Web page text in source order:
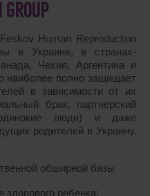
Human Reproduction
в Украине, в странах-
Чехия, Аргентина и
наиболее полно защищает
в зависимости от их
брак, партнерский
люди) и даже
родителей в Украину.
обширной базы
здорового ребенка;